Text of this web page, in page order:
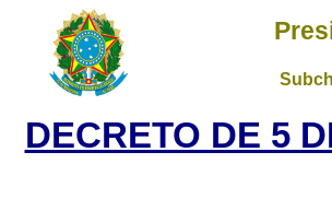
DECRETO DE 5